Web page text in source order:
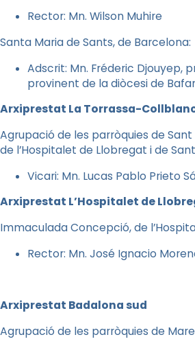
Rector: Mn. Wilson Muhire
Santa Maria de Sants, de Barcelona:
Adscrit: Mn. Fréderic Djouyep,
provinent de la diòcesi de
Arxiprestat La Torrassa-
Agrupació de les parròquies de Sant
de l’Hospitalet de Llobregat i de
Vicari: Mn. Lucas Pablo Prieto
Arxiprestat L’Hospitalet de
Immaculada Concepció, de
Rector: Mn. José Ignacio
Arxiprestat Badalona sud
Agrupació de les parròquies de